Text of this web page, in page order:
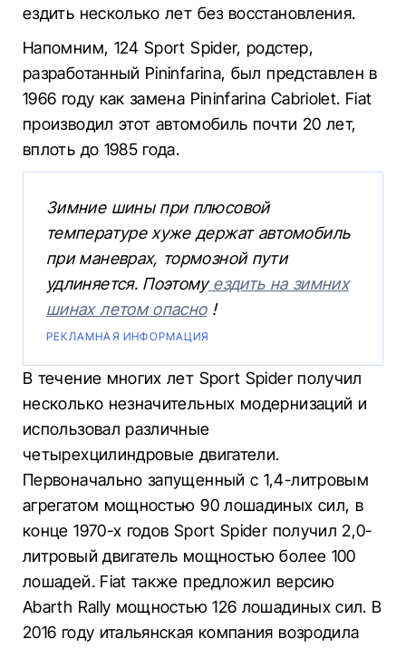
ездить несколько лет без восстановления.
Напомним, 124 Sport Spider, родстер,
разработанный Pininfarina, был представлен в
1966 году как замена Pininfarina Cabriolet. Fiat
производил этот автомобиль почти 20 лет,
вплоть до 1985 года.
Зимние шины при плюсовой
температуре хуже держат автомобиль
при маневрах, тормозной пути
удлиняется. Поэтомуездить на зимних
шинах летом опасно!
РЕКЛАМНАЯ ИНФОРМАЦИЯ
В течение многих лет Sport Spider получил
несколько незначительных модернизаций и
использовал различные
четырехцилиндровые двигатели.
Первоначально запущенный с 1,4-литровым
агрегатом мощностью 90 лошадиных сил, в
конце 1970-х годов Sport Spider получил 2,0-
литровый двигатель мощностью более 100
лошадей. Fiat также предложил версию
Abarth Rally мощностью 126 лошадиных сил. В
2016 году итальянская компания возродила